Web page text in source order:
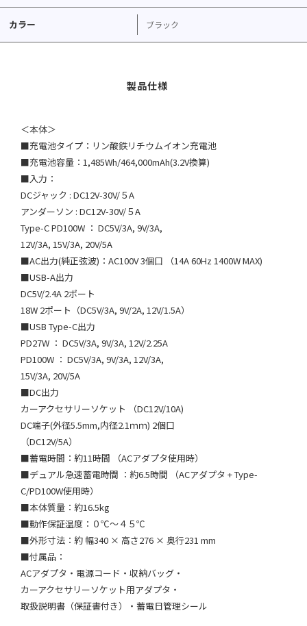
カラー ブラック
＜本体＞
■充電池タイプ：リン酸鉄リチウムイオン充電池
■充電池容量：1,485Wh/464,000mAh(3.2V換算)
■入力：
DCジャック : DC12V-30V/５A
アンダーソン : DC12V-30V/５A
Type-C PD100W ： DC5V/3A, 9V/3A,
12V/3A, 15V/3A, 20V/5A
■AC出力(純正弦波)：AC100V 3個口 （14A 60Hz 1400W MAX)
■USB-A出力
DC5V/2.4A 2ポート
18W 2ポート（DC5V/3A, 9V/2A, 12V/1.5A）
■USB Type-C出力
PD27W ： DC5V/3A, 9V/3A, 12V/2.25A
PD100W ： DC5V/3A, 9V/3A, 12V/3A,
15V/3A, 20V/5A
■DC出力
カーアクセサリーソケット （DC12V/10A)
DC端子(外径5.5mm,内径2.1ｍｍ) 2個口
（DC12V/5A）
■蓄電時間：約11時間 （ACアダプタ使用時）
■デュアル急速蓄電時間 ：約6.5時間 （ACアダプタ + Type-
C/PD100W使用時）
■本体質量：約16.5kg
■動作保証温度：０℃〜４５℃
■外形寸法：約 幅340 × 高さ276 × 奥行231 mm
■付属品：
ACアダプタ・電源コード・収納バッグ・
カーアクセサリーソケット用アダプタ・
取扱説明書（保証書付き）・蓄電日管理シール